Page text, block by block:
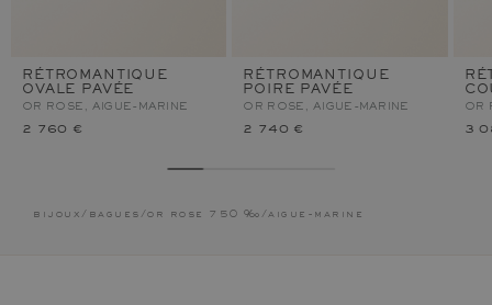
RÉTROMANTIQUE
OVALE PAVÉE
OR ROSE, AIGUE-MARINE
2 760 €
RÉTROMANTIQUE
POIRE PAVÉE
OR ROSE, AIGUE-MARINE
2 740 €
OR
3
bijoux / bagues / or rose 750 ‰ / aigue-marine